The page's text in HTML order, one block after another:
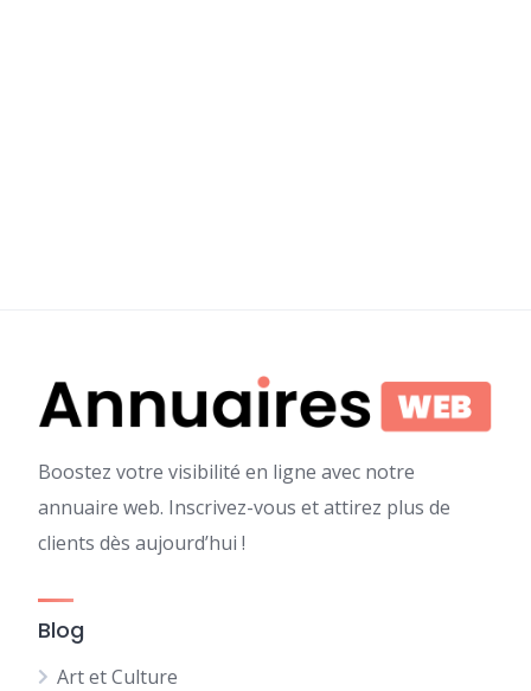
Boostez votre visibilité en ligne avec notre
annuaire web. Inscrivez-vous et attirez plus de
clients dès aujourd’hui !
Blog
Art et Culture